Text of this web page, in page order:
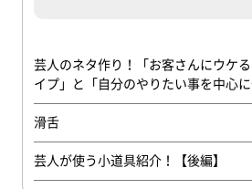
芸人のネタ作り！「お客さんにウケ
イプ」と「自分のやりたい事を中心に
滑舌
芸人が使う小道具紹介！【後編】